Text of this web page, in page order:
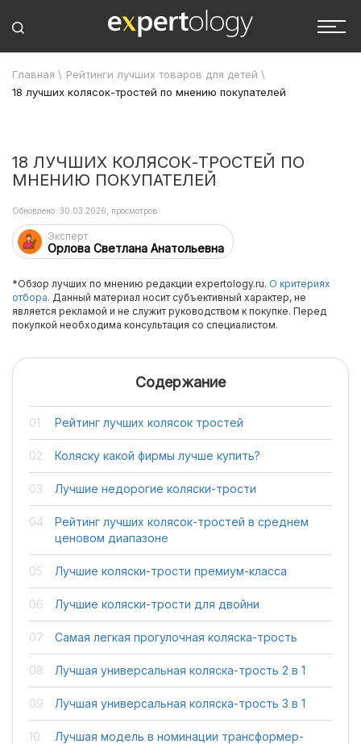
Главная \ Рейтинги лучших товаров для детей \
18 лучших колясок-тростей по мнению покупателей
18 ЛУЧШИХ КОЛЯСОК-ТРОСТЕЙ ПО
МНЕНИЮ ПОКУПАТЕЛЕЙ
Эксперт
Орлова Светлана Анатольевна
Обновлено: 30.03.2026, просмотров:
*Обзор лучших по мнению редакции expertology.ru. О критериях
отбора. Данный материал носит субъективный характер, не
является рекламой и не служит руководством к покупке. Перед
покупкой необходима консультация со специалистом.
Содержание
Рейтинг лучших колясок тростей
Коляску какой фирмы лучше купить?
Лучшие недорогие коляски-трости
Рейтинг лучших колясок-тростей в среднем
ценовом диапазоне
Лучшие коляски-трости премиум-класса
Лучшие коляски-трости для двойни
Самая легкая прогулочная коляска-трость
Лучшая универсальная коляска-трость 2 в 1
Лучшая универсальная коляска-трость 3 в 1
Лучшая модель в номинации трансформер-